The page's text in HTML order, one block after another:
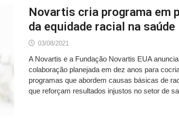
Novartis cria programa em
da equidade racial na saúde
03/08/2021
A Novartis e a Fundação Novartis EUA
colaboração planejada em dez anos para
programas que abordem causas básicas de
que reforçam resultados injustos no setor de